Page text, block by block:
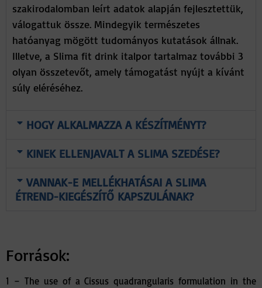
szakirodalomban leírt adatok alapján fejlesztettük,
válogattuk össze. Mindegyik természetes
hatóanyag mögött tudományos kutatások állnak.
Illetve, a Slima fit drink italpor tartalmaz további 3
olyan összetevőt, amely támogatást nyújt a kívánt
súly eléréséhez.
HOGY ALKALMAZZA A KÉSZÍTMÉNYT?
KINEK ELLENJAVALT A SLIMA SZEDÉSE?
VANNAK-E MELLÉKHATÁSAI A SLIMA
ÉTREND-KIEGÉSZÍTŐ KAPSZULÁNAK?
Források:
1 – The use of a Cissus quadrangularis formulation in the